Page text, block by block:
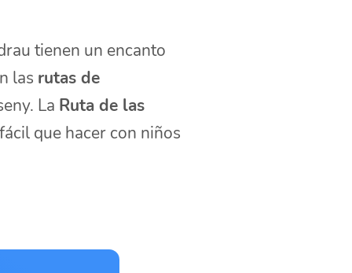
tienen un encanto
las rutas de
La Ruta de las
que hacer con niños